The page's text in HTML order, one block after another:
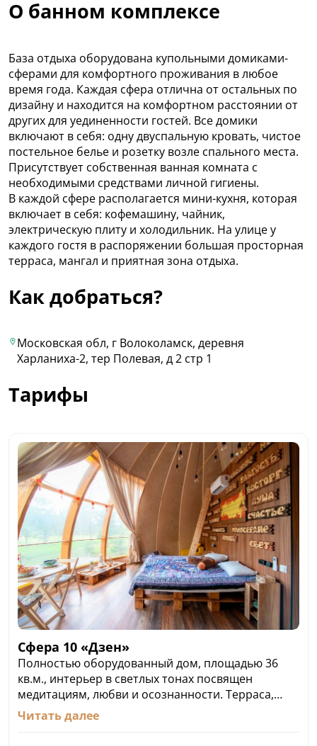
О банном комплексе
База отдыха оборудована купольными домиками-
сферами для комфортного проживания в любое
время года. Каждая сфера отлична от остальных по
дизайну и находится на комфортном расстоянии от
других для уединенности гостей. Все домики
включают в себя: одну двуспальную кровать, чистое
постельное белье и розетку возле спального места.
Присутствует собственная ванная комната с
необходимыми средствами личной гигиены.
В каждой сфере располагается мини-кухня, которая
включает в себя: кофемашину, чайник,
электрическую плиту и холодильник. На улице у
каждого гостя в распоряжении большая просторная
терраса, мангал и приятная зона отдыха.
Как добраться?
Московская обл, г Волоколамск, деревня
Харланиха-2, тер Полевая, д 2 стр 1
Тарифы
Сфера 10 «Дзен»
Полностью оборудованный дом, площадью 36
кв.м., интерьер в светлых тонах посвящен
медитациям, любви и осознанности. Терраса,
площадью 100 кв.м. и собственной мангальной
зоной с навесом. Банный чан расположен в 15
Читать далее